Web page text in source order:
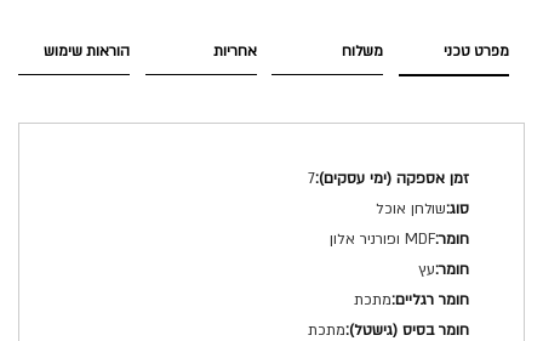
מפרט טכני
מפרט
טכני
7
שולחן אוכל
MDF ופורניר אלון
עץ
מתכת
מתכת
משלוח אחריות הוראות שימוש